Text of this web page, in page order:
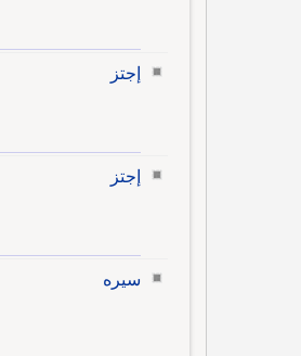
إجتز
إجتز
سيره